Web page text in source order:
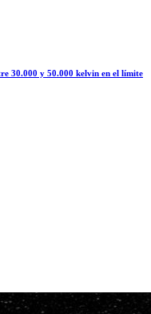
30.000 y 50.000 kelvin en el límite